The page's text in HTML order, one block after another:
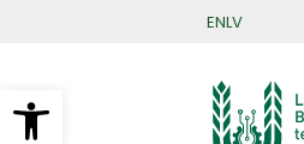
Open toolbar
ENLV